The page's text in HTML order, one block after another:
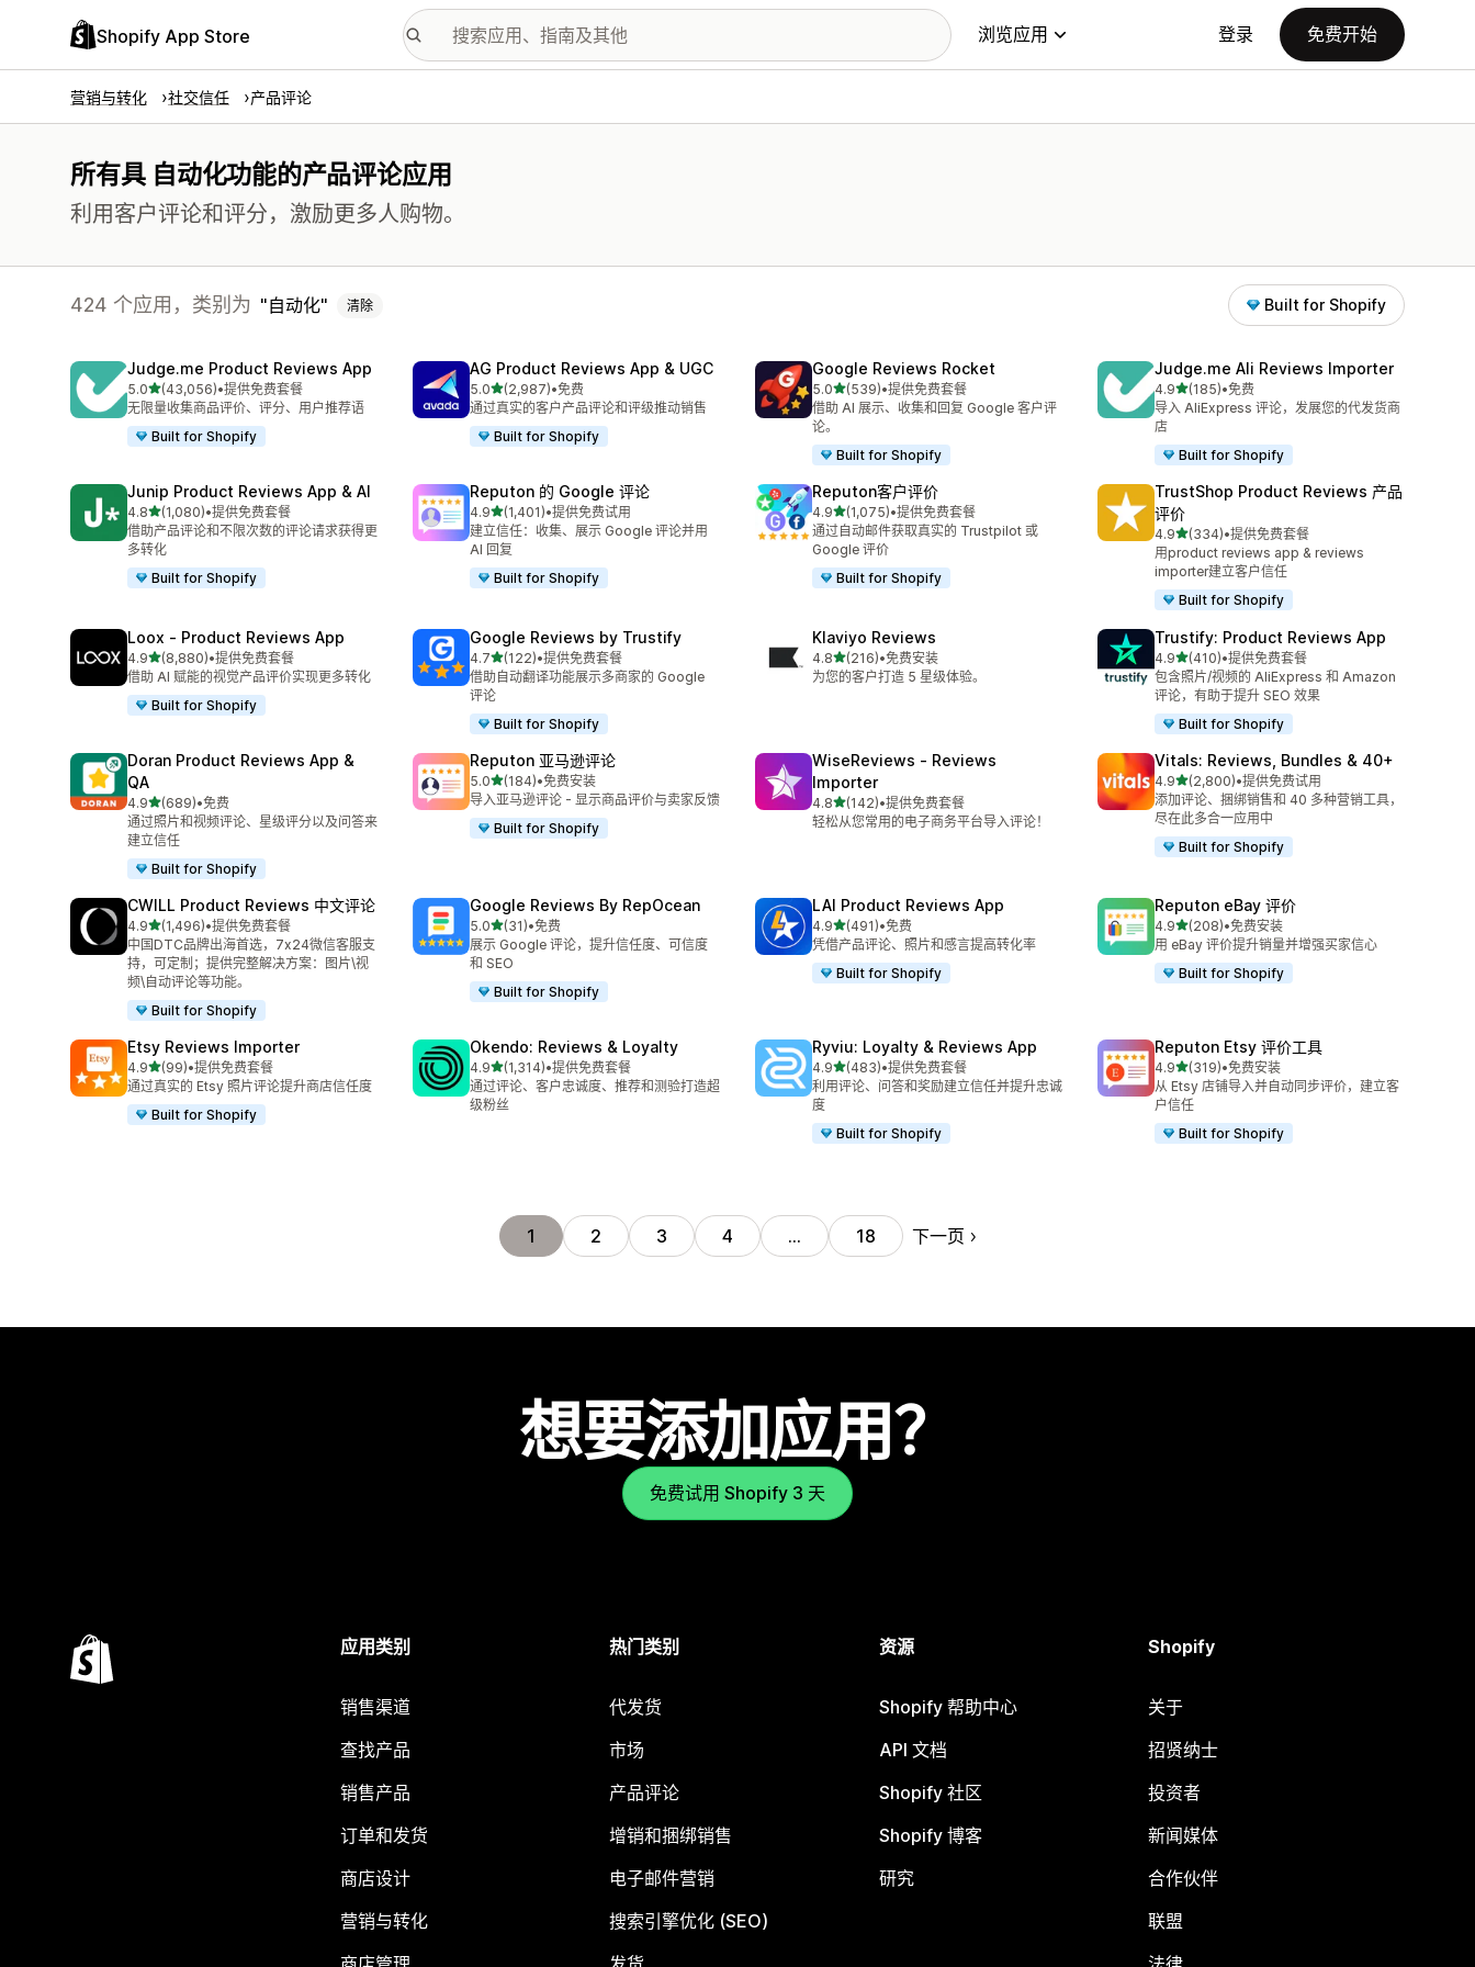
Shopify App Store 浏览应用 登录 免费开始
营销与转化 社交信任 产品评论
所有具 自动化功能的产品评论应用
利用客户评论和评分，激励更多人购物。
424 个应用，类别为 自动化 清除 Built for Shopify
Judge.me Product Reviews App
5.0星（满分 5 星）
(43,056)
总共 43056 条评论
•提供免费套餐
无限量收集商品评价、评分、用户推荐语
Built for Shopify
AG Product Reviews App & UGC
5.0星（满分 5 星）
(2,987)
总共 2987 条评论
•免费
通过真实的客户产品评论和评级推动销售
Built for Shopify
Google Reviews Rocket
5.0星（满分 5 星）
(539)
总共 539 条评论
•提供免费套餐
借助 AI 展示、收集和回复 Google 客户评
论。
Built for Shopify
Judge.me Ali Reviews Importer
4.9星（满分 5 星）
(185)
总共 185 条评论
•免费
导入 AliExpress 评论，发展您的代发货商
店
Built for Shopify
Junip Product Reviews App & AI
4.8星（满分 5 星）
(1,080)
总共 1080 条评论
•提供免费套餐
借助产品评论和不限次数的评论请求获得更
多转化
Built for Shopify
Reputon 的 Google 评论
4.9星（满分 5 星）
(1,401)
总共 1401 条评论
•提供免费试用
建立信任：收集、展示 Google 评论并用
AI 回复
Built for Shopify
Reputon客户评价
4.9星（满分 5 星）
(1,075)
总共 1075 条评论
•提供免费套餐
通过自动邮件获取真实的 Trustpilot 或
Google 评价
Built for Shopify
TrustShop Product Reviews 产品
评价
4.9星（满分 5 星）
(334)
总共 334 条评论
•提供免费套餐
用product reviews app & reviews
importer建立客户信任
Built for Shopify
Loox ‑ Product Reviews App
4.9星（满分 5 星）
(8,880)
总共 8880 条评论
•提供免费套餐
借助 AI 赋能的视觉产品评价实现更多转化
Built for Shopify
Google Reviews by Trustify
4.7星（满分 5 星）
(122)
总共 122 条评论
•提供免费套餐
借助自动翻译功能展示多商家的 Google
评论
Built for Shopify
Klaviyo Reviews
4.8星（满分 5 星）
(216)
总共 216 条评论
•免费安装
为您的客户打造 5 星级体验。
Trustify: Product Reviews App
4.9星（满分 5 星）
(410)
总共 410 条评论
•提供免费套餐
包含照片/视频的 AliExpress 和 Amazon
评论，有助于提升 SEO 效果
Built for Shopify
Doran Product Reviews App &
QA
4.9星（满分 5 星）
(689)
总共 689 条评论
•免费
通过照片和视频评论、星级评分以及问答来
建立信任
Built for Shopify
Reputon 亚马逊评论
5.0星（满分 5 星）
(184)
总共 184 条评论
•免费安装
导入亚马逊评论 - 显示商品评价与卖家反馈
Built for Shopify
WiseReviews ‑ Reviews
Importer
4.8星（满分 5 星）
(142)
总共 142 条评论
•提供免费套餐
轻松从您常用的电子商务平台导入评论！
Vitals: Reviews, Bundles & 40+
4.9星（满分 5 星）
(2,800)
总共 2800 条评论
•提供免费试用
添加评论、捆绑销售和 40 多种营销工具，
尽在此多合一应用中
Built for Shopify
CWILL Product Reviews 中文评论
4.9星（满分 5 星）
(1,496)
总共 1496 条评论
•提供免费套餐
中国DTC品牌出海首选，7x24微信客服支
持，可定制；提供完整解决方案：图片\视
频\自动评论等功能。
Built for Shopify
Google Reviews By RepOcean
5.0星（满分 5 星）
(31)
总共 31 条评论
•免费
展示 Google 评论，提升信任度、可信度
和 SEO
Built for Shopify
LAI Product Reviews App
4.9星（满分 5 星）
(491)
总共 491 条评论
•免费
凭借产品评论、照片和感言提高转化率
Built for Shopify
Reputon eBay 评价
4.9星（满分 5 星）
(208)
总共 208 条评论
•免费安装
用 eBay 评价提升销量并增强买家信心
Built for Shopify
Etsy Reviews Importer
4.9星（满分 5 星）
(99)
总共 99 条评论
•提供免费套餐
通过真实的 Etsy 照片评论提升商店信任度
Built for Shopify
Okendo: Reviews & Loyalty
4.9星（满分 5 星）
(1,314)
总共 1314 条评论
•提供免费套餐
通过评论、客户忠诚度、推荐和测验打造超
级粉丝
Ryviu: Loyalty & Reviews App
4.9星（满分 5 星）
(483)
总共 483 条评论
•提供免费套餐
利用评论、问答和奖励建立信任并提升忠诚
度
Built for Shopify
Reputon Etsy 评价工具
4.9星（满分 5 星）
(319)
总共 319 条评论
•免费安装
从 Etsy 店铺导入并自动同步评价，建立客
户信任
Built for Shopify
1 2 3 4 … 18 下一页
想要添加应用？
免费试用 Shopify 3 天
应用类别
销售渠道
查找产品
销售产品
订单和发货
商店设计
营销与转化
热门类别
代发货
市场
产品评论
增销和捆绑销售
电子邮件营销
搜索引擎优化 (SEO)
资源
Shopify 帮助中心
API 文档
Shopify 社区
Shopify 博客
研究
Shopify
关于
招贤纳士
投资者
新闻媒体
合作伙伴
联盟